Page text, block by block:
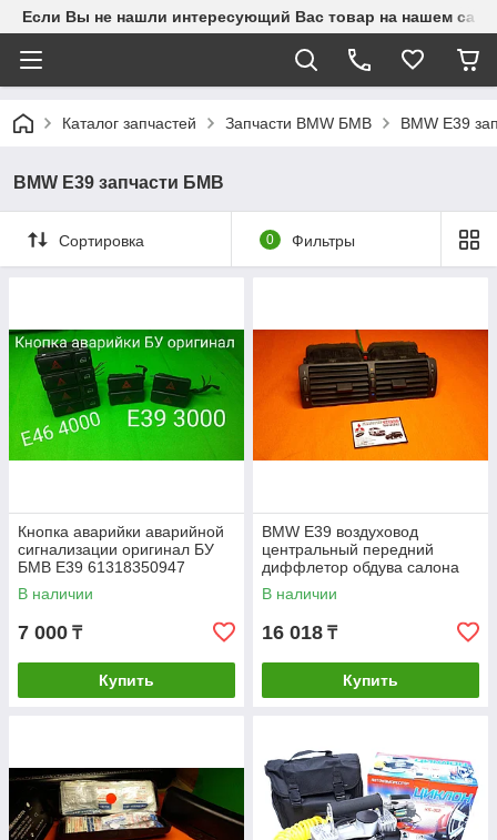
Если Вы не нашли интересующий Вас товар на нашем
Каталог запчастей Запчасти BMW БМВ BMW E39
BMW E39 запчасти БМВ
Сортировка 0 Фильтры
Кнопка аварийки аварийной
сигнализации оригинал БУ
БМВ Е39 61318350947
В наличии
7 000 ₸
Купить
BMW E39 воздуховод
центральный передний
диффлетор обдува салона
(1995-2003) 5 серия
В наличии
16 018 ₸
Купить